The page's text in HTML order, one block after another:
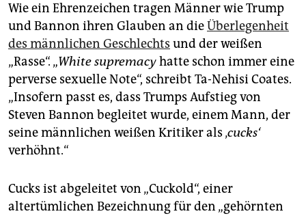
Wie ein Ehrenzeichen tragen Männer wie Trump
und Bannon ihren Glauben an dieÜberlegenheit
des männlichen Geschlechts und der weißen
„Rasse“. „White supremacyhatte schon immer eine
perverse sexuelle Note“, schreibt Ta-Nehisi Coates.
„Insofern passt es, dass Trumps Aufstieg von
Steven Bannon begleitet wurde, einem Mann, der
seine männlichen weißen Kritiker als ‚cucks‘
verhöhnt.“
Cucks ist abgeleitet von „Cuck­old“, einer
altertümlichen Bezeichnung für den „gehörnten